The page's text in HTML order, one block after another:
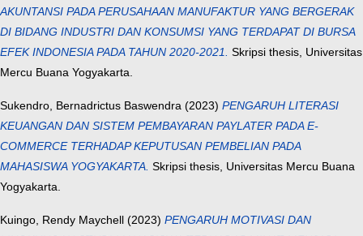
AKUNTANSI PADA PERUSAHAAN MANUFAKTUR YANG BERGERAK
DI BIDANG INDUSTRI DAN KONSUMSI YANG TERDAPAT DI BURSA
EFEK INDONESIA PADA TAHUN 2020-2021. Skripsi thesis, Universitas
Mercu Buana Yogyakarta.
Sukendro, Bernadrictus Baswendra (2023) PENGARUH LITERASI
KEUANGAN DAN SISTEM PEMBAYARAN PAYLATER PADA E-
COMMERCE TERHADAP KEPUTUSAN PEMBELIAN PADA
MAHASISWA YOGYAKARTA. Skripsi thesis, Universitas Mercu Buana
Yogyakarta.
Kuingo, Rendy Maychell (2023) PENGARUH MOTIVASI DAN